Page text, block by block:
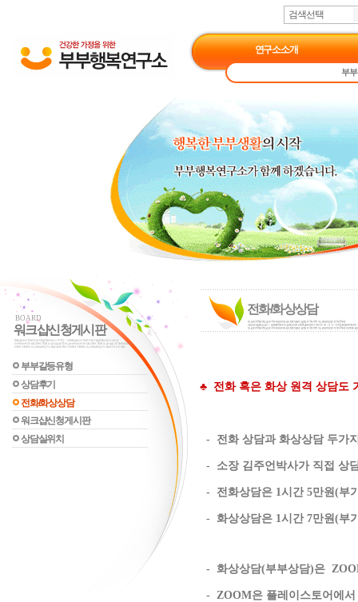
검색선택
연구소소개
부
BOARD
워크샵신청게시판
부부갈등유형
상담후기
전화/화상상담
워크샵신청게시판
상담실위치
전화/화상상담
♣ 전화 혹은 화상 원격 상담도
- 전화 상담과 화상상담 두가
- 소장 김주언박사가 직접 상
- 전화상담은 1시간 5만원(부
- 화상상담은 1시간 7만원(부
- 화상상담(부부상담)은
- ZOOM은 플레이스토어에서